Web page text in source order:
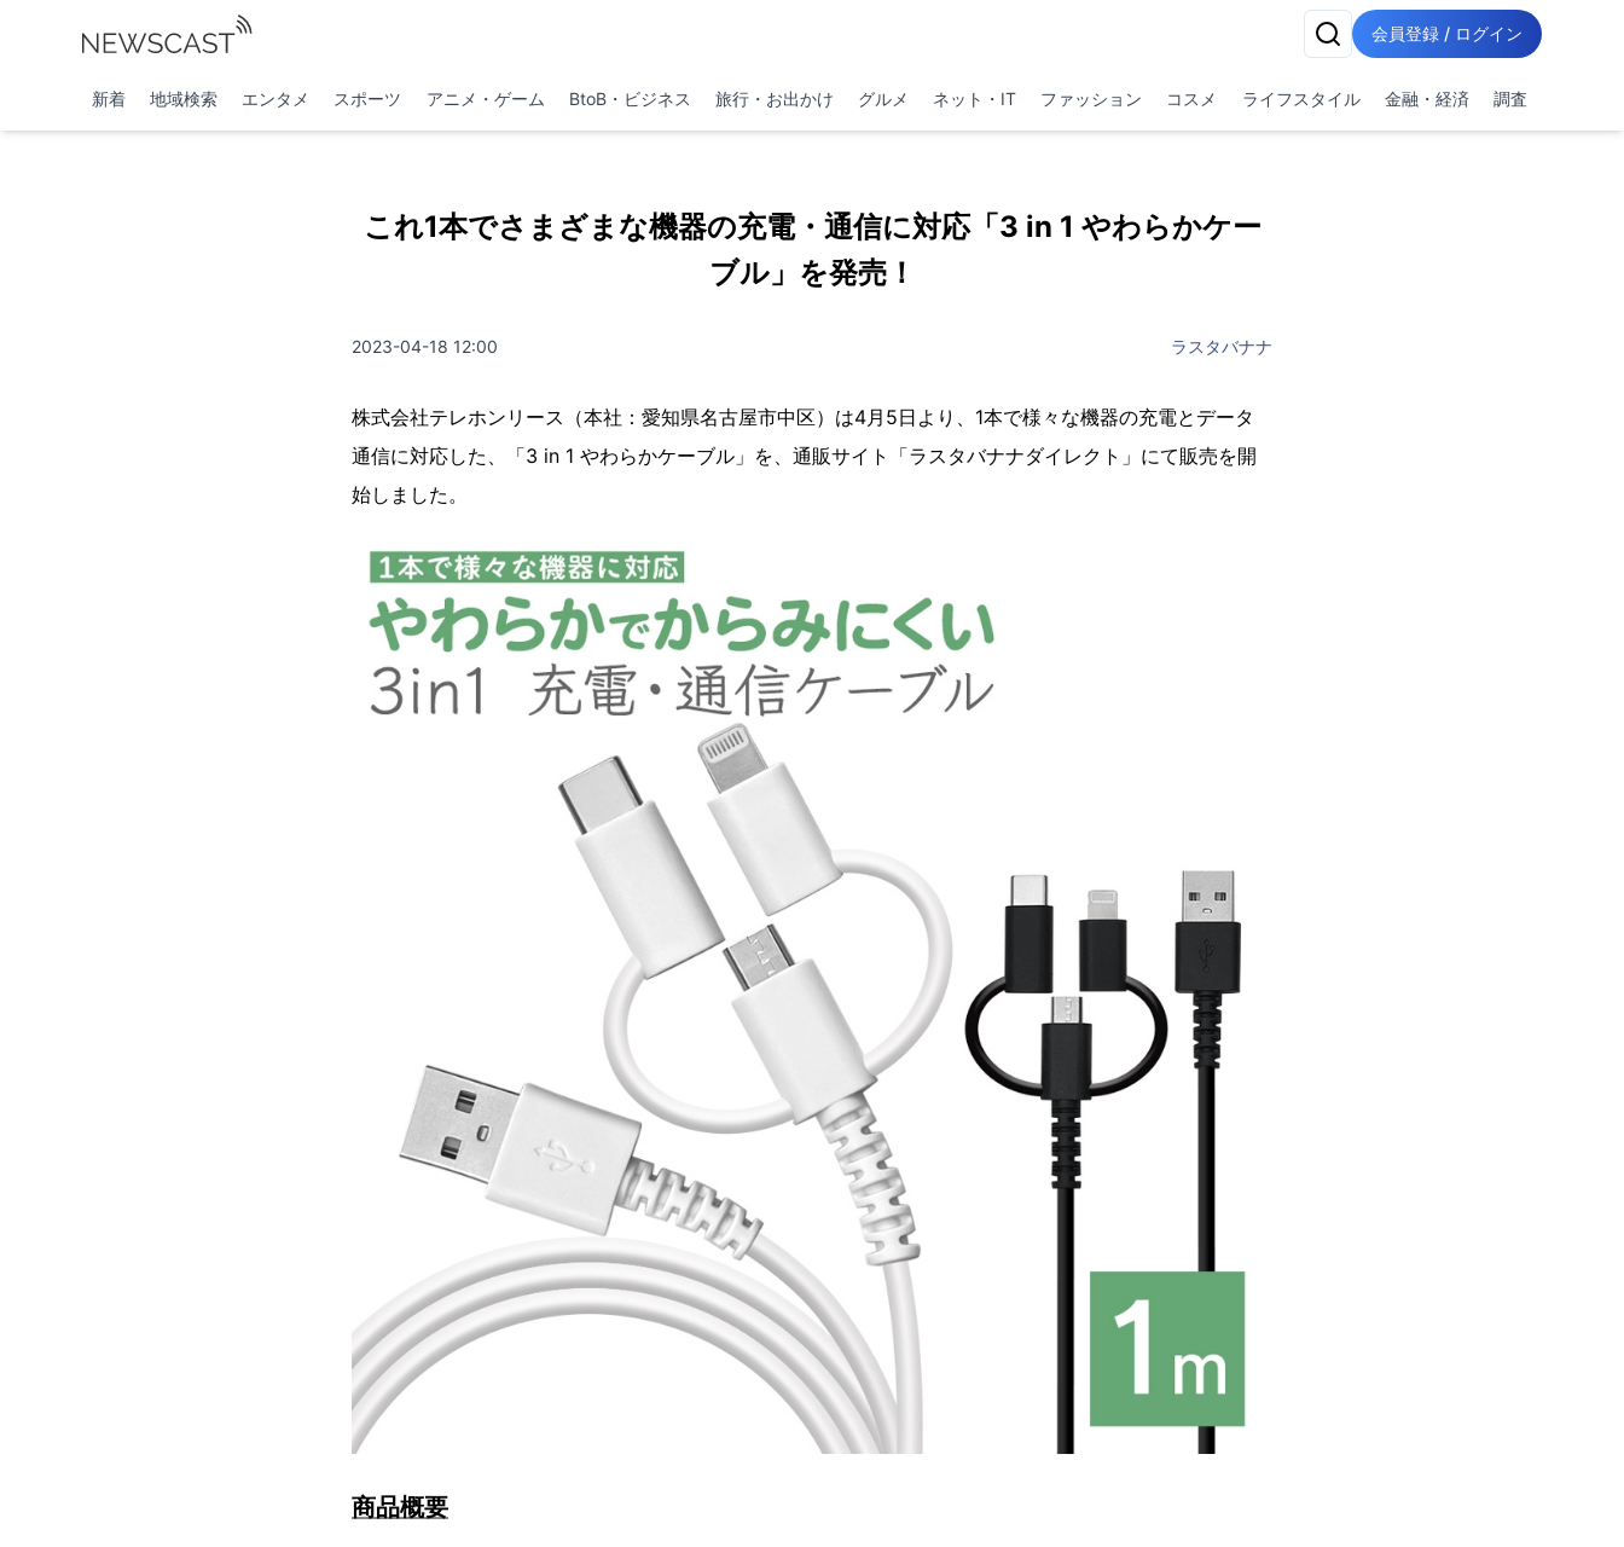
会員登録 / ログイン
新着 地域検索 エンタメ スポーツ アニメ・ゲーム BtoB・ビジネス 旅行・お出かけ グルメ ネット・IT ファッション コスメ ライフスタイル 金融・経済 調査
これ1本でさまざまな機器の充電・通信に対応「3 in 1 やわらかケー
ブル」を発売！
2023-04-18 12:00 ラスタバナナ
株式会社テレホンリース（本社：愛知県名古屋市中区）は4月5日より、1本で様々な機器の充電とデータ
通信に対応した、「3 in 1 やわらかケーブル」を、通販サイト「ラスタバナナダイレクト」にて販売を開
始しました。
商品概要